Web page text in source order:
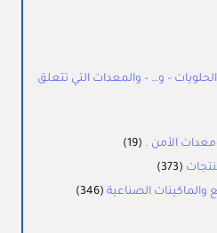
– و… – والمعدات التي تتعلق
الأمن . (19)
(373)
والماكينات الصناعية (346)